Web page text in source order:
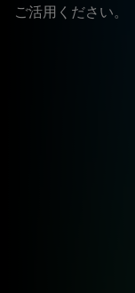
ご活用ください。